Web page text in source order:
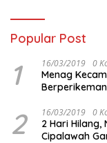
Popular Post
1 16/03/2019 0
Menag
2 16/03/2019 0
2 Hari Hilang,
Cipalawah